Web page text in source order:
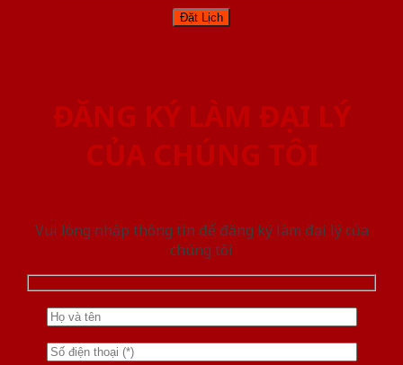
ĐĂNG KÝ LÀM ĐẠI LÝ
CỦA CHÚNG TÔI
Vui lòng nhập thông tin để đăng ký làm đại lý của
chúng tôi